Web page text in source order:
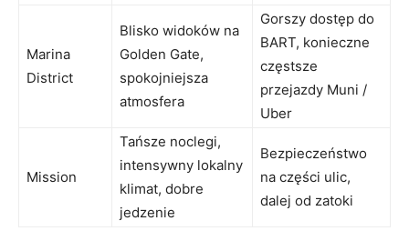
Marina
District
Blisko widoków na
Golden Gate,
spokojniejsza
atmosfera
Gorszy dostęp do
BART, konieczne
częstsze
przejazdy Muni /
Uber
Mission
Tańsze noclegi,
intensywny lokalny
klimat, dobre
jedzenie
Bezpieczeństwo
na części ulic,
dalej od zatoki